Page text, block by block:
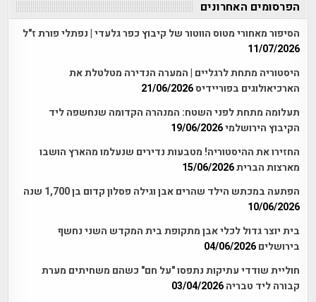
הפרסומים האחרונים
הסיפור מאחורי מטוס הווטור של קיבוץ כפר גלעדי | נפתלי פורת ז"ל
11/07/2026
היסטוריה מתחת לרגליים | המערה הנדירה מטלטלת את
הארכיאולוגים בפוריידיס21/06/2026
תעלומה מתחת לפני השטח: המנהרה הקדומה שנחשפה ליד
הקיבוץ הירושלמי19/06/2026
החזירו את ההיסטוריה! מטבעות נדירים שנעלמו מהארץ הושבו
מארצות הברית15/06/2026
הפתעה במכתש הילד שהרים אבן וגילה פסלון קדום בן 1,700 שנה
10/06/2026
בית יוצר גדול לכלי אבן מתקופת בית המקדש השני נחשף
בירושלים 04/06/2026
חוליית שודדי עתיקות נתפסו "על חם" כשהם משחיתים מערת
קבורה ליד טבריה 03/04/2026